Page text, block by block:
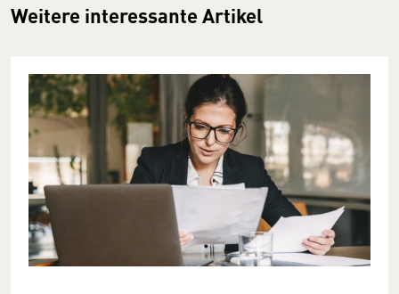
Weitere interessante Artikel